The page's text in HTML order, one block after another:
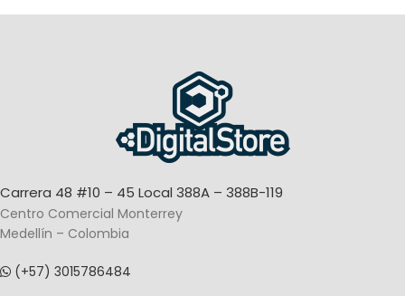
Carrera 48 #10 – 45 Local 388A – 388B-119
Centro Comercial Monterrey
Medellín – Colombia
(+57) 3015786484